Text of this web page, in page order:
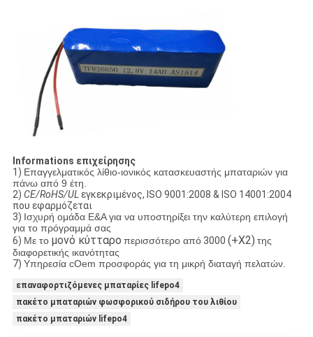
Informations επιχείρησης
1) Επαγγελματικός λίθιο-ιονικός κατασκευαστής μπαταριών για
πάνω από 9 έτη.
2) CE/RoHS/UL εγκεκριμένος, ISO 9001:2008 & ISO 14001:2004
που εφαρμόζεται
3) Ισχυρή ομάδα Ε&Α για να υποστηρίξει την καλύτερη επιλογή
για το πρόγραμμά σας
6) Με το μονό κύτταρο περισσότερο από3000 (+X2) της
διαφορετικής ικανότητας
7) Υπηρεσία cOem προσφοράς για τη μικρή διαταγή πελατών.
επαναφορτιζόμενες μπαταρίες lifepo4
πακέτο μπαταριών φωσφορικού σιδήρου του λιθίου
πακέτο μπαταριών lifepo4